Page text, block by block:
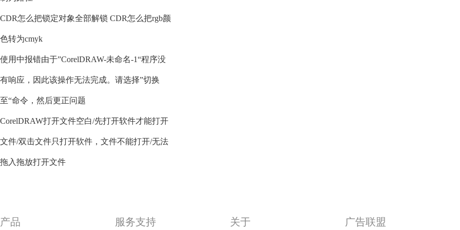
CDR怎么把锁定对象全部解锁 CDR怎么把rgb颜
色转为cmyk
使用中报错由于”CorelDRAW-未命名-1“程序没
有响应，因此该操作无法完成。请选择”切换
至“命令，然后更正问题
CorelDRAW打开文件空白/先打开软件才能打开
文件/双击文件只打开软件，文件不能打开/无法
拖入拖放打开文件
产品 服务支持 关于 广告联盟